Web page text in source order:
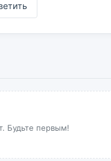
Будьте первым!